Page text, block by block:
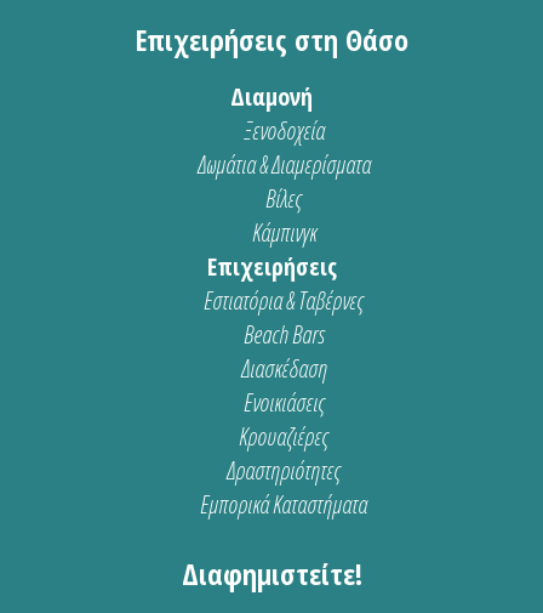
Επιχειρήσεις στη Θάσο
Διαμονή
Ξενοδοχεία
Δωμάτια & Διαμερίσματα
Βίλες
Κάμπινγκ
Επιχειρήσεις
Εστιατόρια & Ταβέρνες
Beach Bars
Διασκέδαση
Ενοικιάσεις
Κρουαζιέρες
Δραστηριότητες
Εμπορικά Καταστήματα
Διαφημιστείτε!